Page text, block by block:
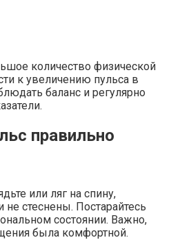
количество физической
к увеличению пульса в
баланс и регулярно
правильно
или ляг на спину,
не стеснены. Постарайтесь
состоянии. Важно,
была комфортной.